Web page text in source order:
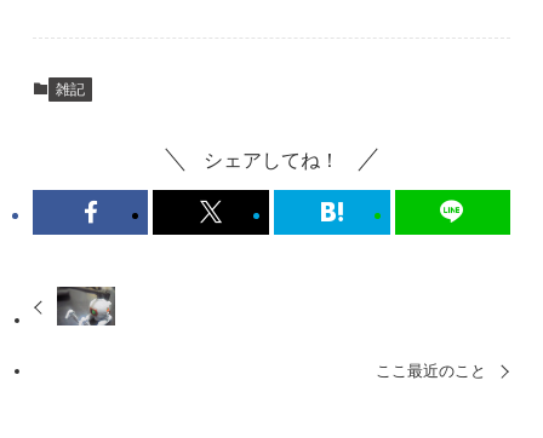
雑記
シェアしてね！
ここ最近のこと